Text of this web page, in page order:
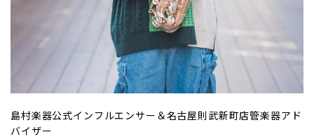
島村楽器公式インフルエンサー＆名古屋則武新町店管楽器アド
バイザー